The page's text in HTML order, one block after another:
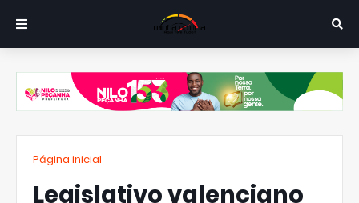
Página inicial
Legislativo valenciano